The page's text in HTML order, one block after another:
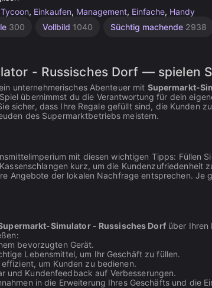
Tycoon, Einkaufen, Management, Einfache, Handy
300 Vollbild 1040 Süchtig machende 2938
- Russisches Dorf — spielen
unternehmerisches Abenteuer mit Supermarkt-
übernimmst du die Verantwortung für dein
sicher, dass Ihre Regale gefüllt sind, die Kunden
des Supermarktbetriebs meistern.
mit diesen wichtigen Tipps: Füllen
kurz, um die Kundenzufriedenheit
Angebote der lokalen Nachfrage entsprechen. Je
Simulator - Russisches Dorfüber Ihren
bevorzugten Gerät.
Lebensmittel, um Ihr Geschäft zu füllen.
um Kunden zu bedienen.
und Kundenfeedback auf Verbesserungen.
in die Erweiterung Ihres Geschäfts und die